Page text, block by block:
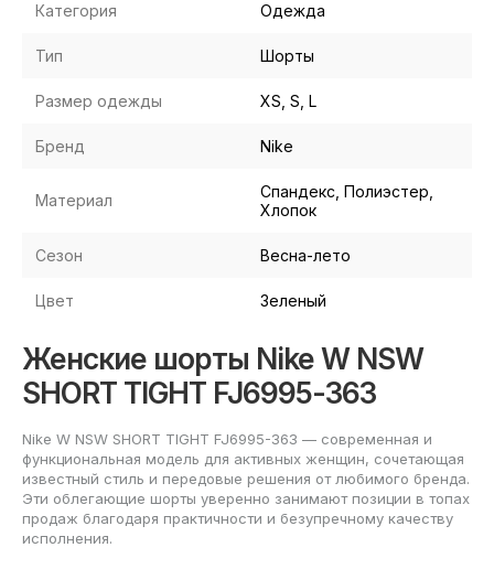
Категория Одежда
Тип Шорты
Размер одежды XS, S, L
Бренд Nike
Материал
Спандекс, Полиэстер,
Хлопок
Сезон Весна-лето
Цвет Зеленый
Женские шорты Nike W NSW
SHORT TIGHT FJ6995-363
Nike W NSW SHORT TIGHT FJ6995-363 — современная и
функциональная модель для активных женщин, сочетающая
известный стиль и передовые решения от любимого бренда.
Эти облегающие шорты уверенно занимают позиции в топах
продаж благодаря практичности и безупречному качеству
исполнения.